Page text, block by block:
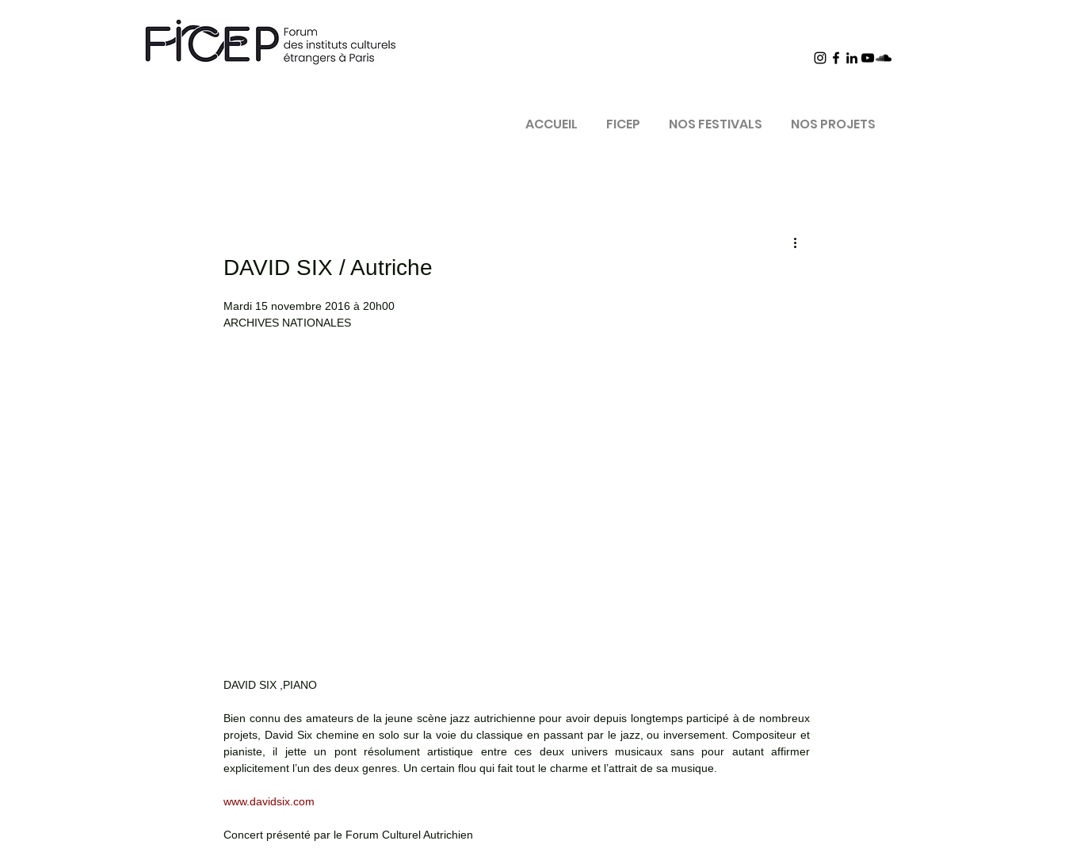
ACCUEIL FICEP NOS FESTIVALS NOS PROJETS
DAVID SIX / Autriche
Mardi 15 novembre 2016 à 20h00
ARCHIVES NATIONALES
DAVID SIX ,PIANO
Bien connu des amateurs de la jeune scène jazz autrichienne pour avoir depuis longtemps participé à de nombreux
projets, David Six chemine en solo sur la voie du classique en passant par le jazz, ou inversement. Compositeur et
pianiste, il jette un pont résolument artistique entre ces deux univers musicaux sans pour autant affirmer
explicitement l’un des deux genres. Un certain flou qui fait tout le charme et l’attrait de sa musique.
www.davidsix.com
Concert présenté par le Forum Culturel Autrichien